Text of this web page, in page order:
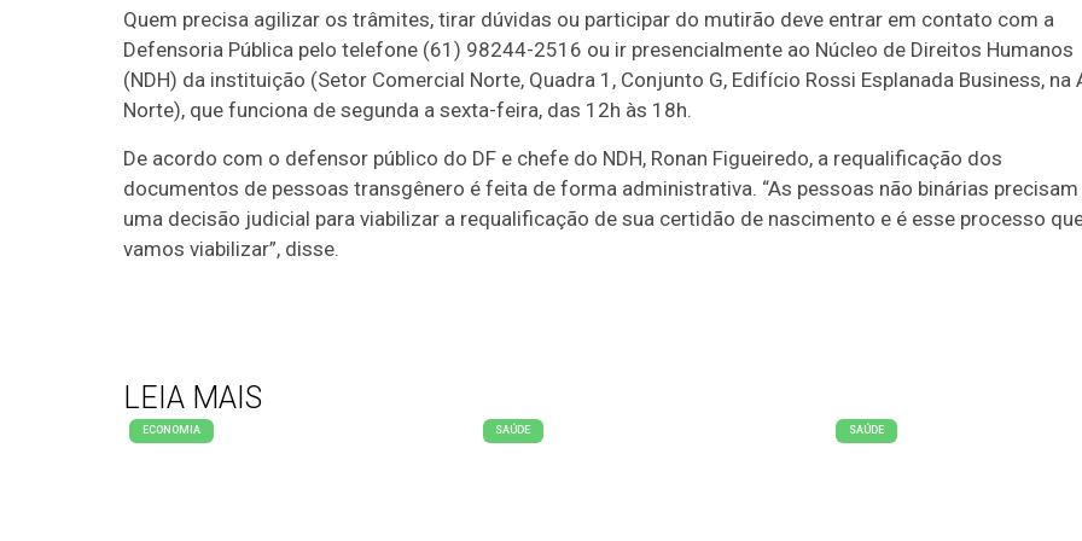
Quem precisa agilizar os trâmites, tirar dúvidas ou participar do mutirão deve entrar em contato com a
Defensoria Pública pelo telefone (61) 98244-2516 ou ir presencialmente ao Núcleo de Direitos Humanos
(NDH) da instituição (Setor Comercial Norte, Quadra 1, Conjunto G, Edifício Rossi Esplanada Business, na
Norte), que funciona de segunda a sexta-feira, das 12h às 18h.
De acordo com o defensor público do DF e chefe do NDH, Ronan Figueiredo, a requalificação dos
documentos de pessoas transgênero é feita de forma administrativa. “As pessoas não binárias precisam
uma decisão judicial para viabilizar a requalificação de sua certidão de nascimento e é esse processo
vamos viabilizar”, disse.
LEIA MAIS
ECONOMIA SAÚDE SAÚDE